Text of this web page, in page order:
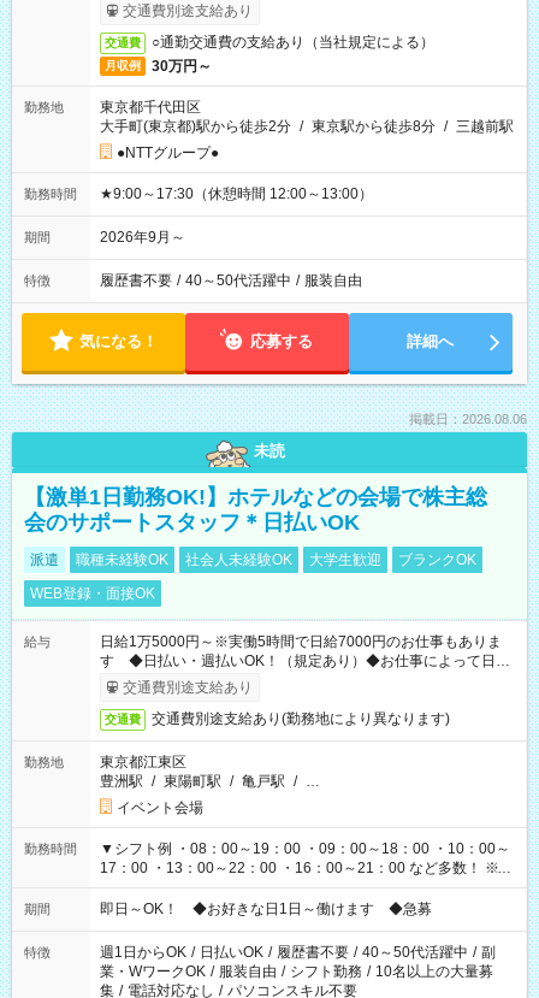
交通費別途支給あり
交通費 ○通勤交通費の支給あり（当社規定による）
月収例 30万円～
勤務地
東京都千代田区
大手町(東京都)駅から徒歩2分 / 東京駅から徒歩8分 / 三越前駅
●NTTグループ●
勤務時間 ★9:00～17:30（休憩時間 12:00～13:00）
期間 2026年9月～
特徴 履歴書不要 / 40～50代活躍中 / 服装自由
気になる！ 応募する 詳細へ
掲載日：2026.08.06
未読
【激単1日勤務OK!】ホテルなどの会場で株主総
会のサポートスタッフ＊日払いOK
派遣 職種未経験OK 社会人未経験OK 大学生歓迎
ブランクOK
WEB登録・面接OK
給与
日給1万5000円～※実働5時間で日給7000円のお仕事もありま
す ◆日払い・週払いOK！（規定あり）◆お仕事によって日給
も異なります
交通費別途支給あり
交通費 交通費別途支給あり(勤務地により異なります)
勤務地
東京都江東区
豊洲駅 / 東陽町駅 / 亀戸駅 / …
イベント会場
勤務時間
▼シフト例 ・08：00～19：00 ・09：00～18：00 ・10：00～
17：00 ・13：00～22：00 ・16：00～21：00 など多数！ ※お
仕事により勤務時間が異なります
期間 即日～OK！ ◆お好きな日1日～働けます ◆急募
特徴 週1日からOK / 日払いOK / 履歴書不要 / 40～50代活躍中 / 副
業・WワークOK / 服装自由 / シフト勤務 / 10名以上の大量募
集 / 電話対応なし / パソコンスキル不要